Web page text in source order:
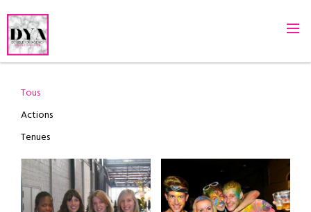
Tous
Actions
Tenues